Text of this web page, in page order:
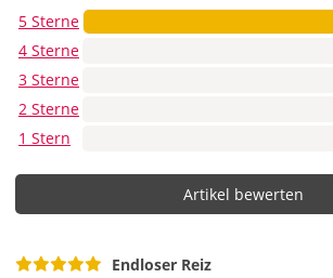
Muss ich Kondome dabei benutzen
Kondome sind hier meist nicht nötig,
Hygiene oder teilst das Toy. Wichtiger:
Gleitgel und gründliche Reinigung vor
Session. So bleibt alles sicher und die
5 Sterne
4 Sterne
3 Sterne
2 Sterne
1 Stern
Artikel bewerten
Endloser Reiz